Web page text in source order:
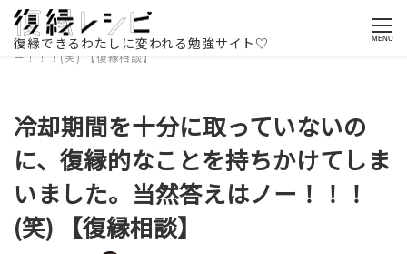
復縁できるわたしに変われる勉強サイト♡ MENU
ホームページ 記事一覧
冷却期間を十分に取ってい
ないのに、復縁的なことを持ちかけてしまいました。当然答えはノ
ー！！！(笑) 【復縁相談】
冷却期間を十分に取っていないの
に、復縁的なことを持ちかけてしま
いました。当然答えはノー！！！
(笑) 【復縁相談】